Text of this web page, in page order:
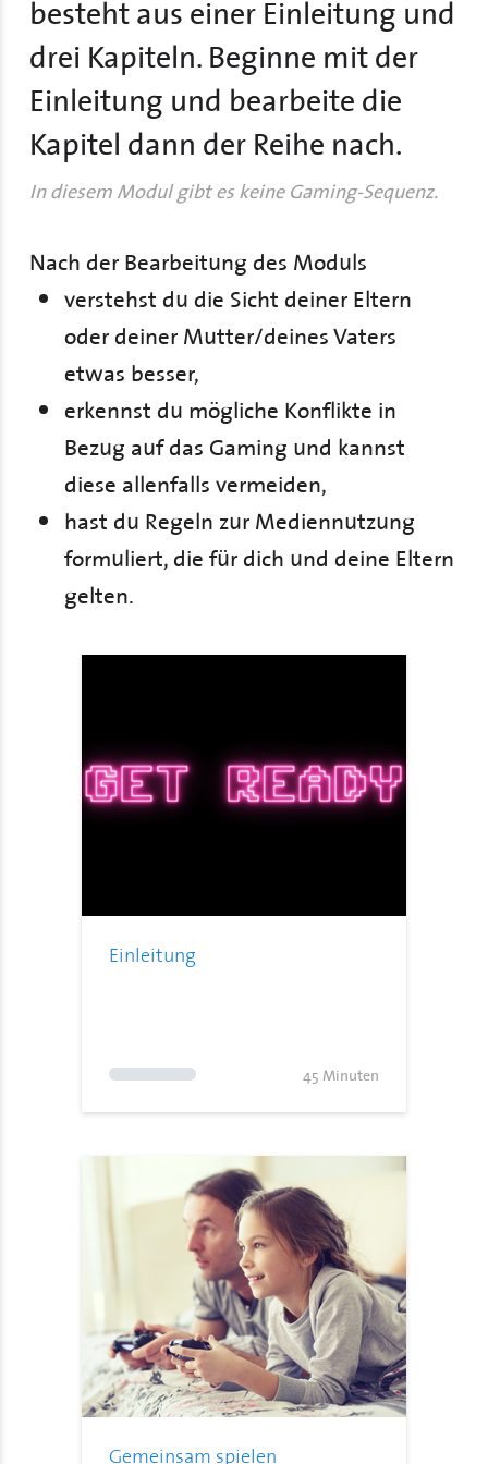
besteht aus einer Einleitung und
drei Kapiteln. Beginne mit der
Einleitung und bearbeite die
Kapitel dann der Reihe nach.
In diesem Modul gibt es keine Gaming-Sequenz.
Nach der Bearbeitung des Moduls
verstehst du die Sicht deiner Eltern
oder deiner Mutter/deines Vaters
etwas besser,
erkennst du mögliche Konflikte in
Bezug auf das Gaming und kannst
diese allenfalls vermeiden,
hast du Regeln zur Mediennutzung
formuliert, die für dich und deine Eltern
gelten.
Einleitung
45 Minuten
Gemeinsam spielen